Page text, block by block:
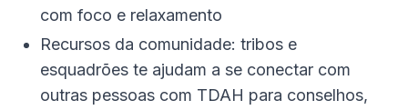
com foco e relaxamento
Recursos da comunidade: tribos e
esquadrões te ajudam a se conectar com
outras pessoas com TDAH para conselhos,